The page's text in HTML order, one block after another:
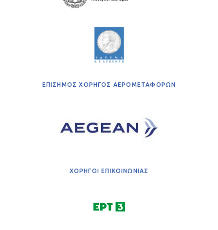
ΕΠΙΣΗΜΟΣ ΧΟΡΗΓΟΣ ΑΕΡΟΜΕΤΑΦΟΡΩΝ
ΧΟΡΗΓΟΙ ΕΠΙΚΟΙΝΩΝΙΑΣ